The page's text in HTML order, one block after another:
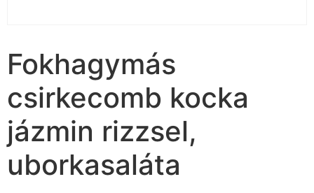
Fokhagymás
csirkecomb kocka
jázmin rizzsel,
uborkasaláta